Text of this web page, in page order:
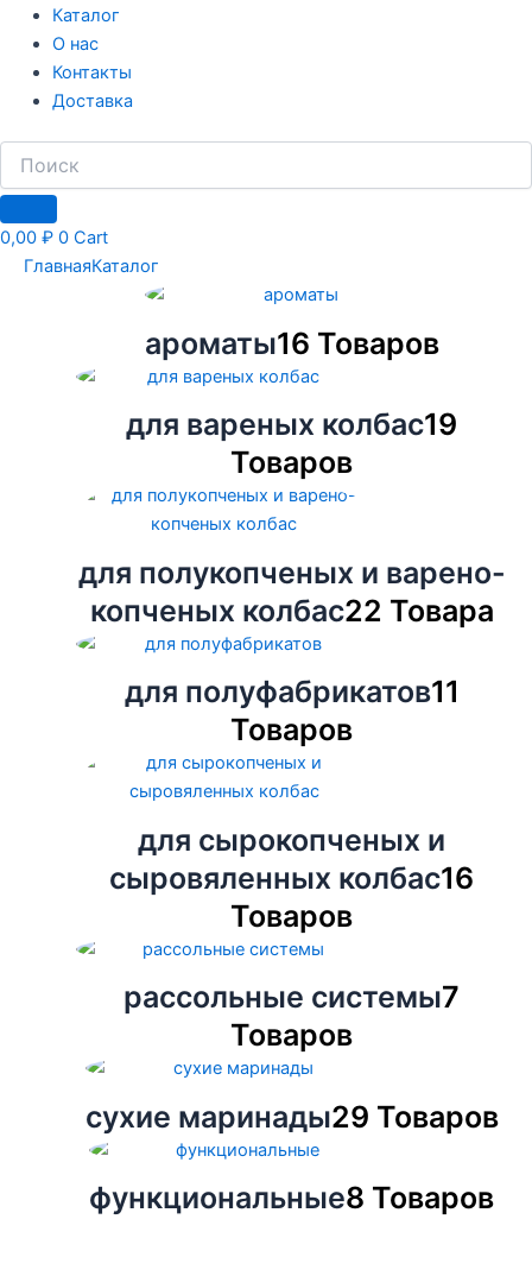
Каталог
О нас
Контакты
Доставка
0,00 ₽ 0 Cart
ГлавнаяКаталог
ароматы16 Товаров
для вареных колбас19
Товаров
для полукопченых и варено-
копченых колбас22 Товара
для полуфабрикатов11
Товаров
для сырокопченых и
сыровяленных колбас16
Товаров
рассольные системы7
Товаров
сухие маринады29 Товаров
функциональные8 Товаров